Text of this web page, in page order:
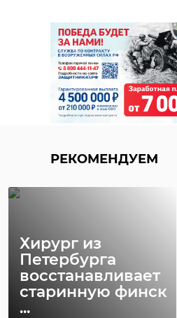
РЕКОМЕНДУЕМ
Хирург из
Петербурга
восстанавливает
старинную финск
...